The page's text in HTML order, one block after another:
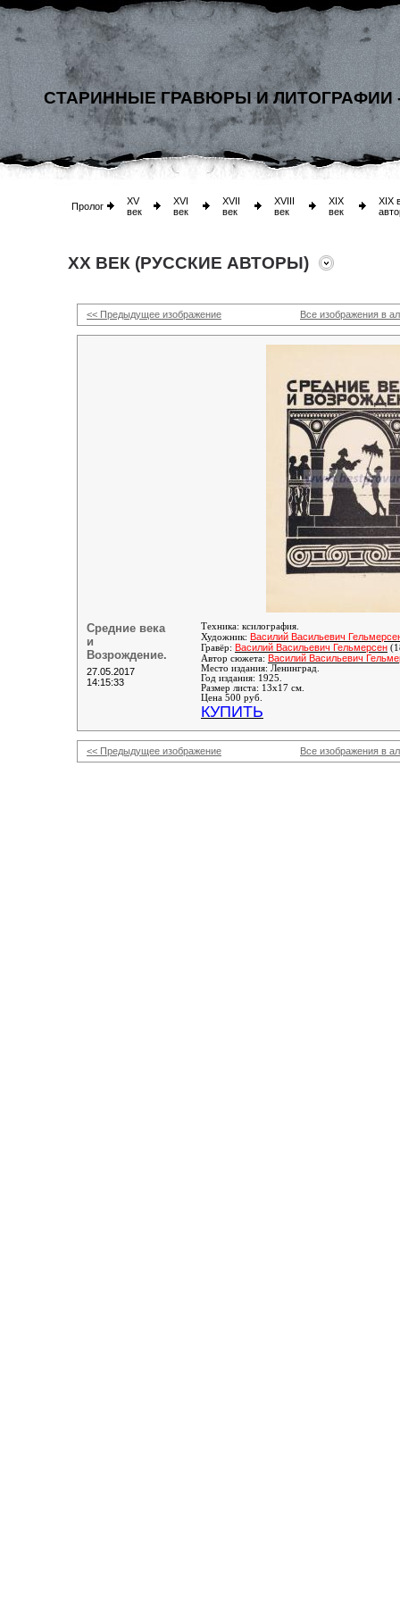
СТАРИННЫЕ ГРАВЮРЫ И ЛИТОГРАФИИ
Пролог
XV
век
XVI
век
XVII
век
XVIII
век
XIX
век
XIX
XX ВЕК (РУССКИЕ АВТОРЫ)
<< Предыдущее изображение Все изображения в
Средние века
и
Возрождение.
27.05.2017
14:15:33
Техника: ксилография.
Художник: Василий Васильевич
Гравёр: Василий Васильевич Гельмерсен
Автор сюжета: Василий Васильевич
Место издания: Ленинград.
Год издания: 1925.
Размер листа: 13х17 см.
Цена 500 руб.
КУПИТЬ
<< Предыдущее изображение Все изображения в